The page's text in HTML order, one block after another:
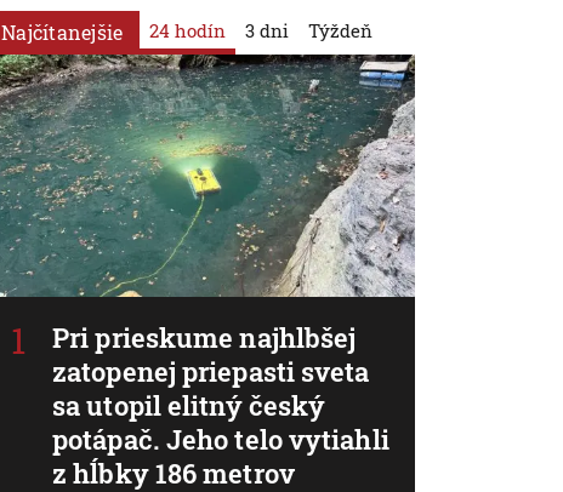
Najčítanejšie 24 hodín
Pri prieskume najhlbšej
zatopenej priepasti sveta
sa utopil elitný český
potápač. Jeho telo vytiahli
z hĺbky 186 metrov
3 dni Týždeň